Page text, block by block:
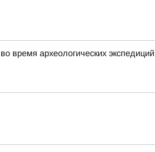
время археологических экспедиций